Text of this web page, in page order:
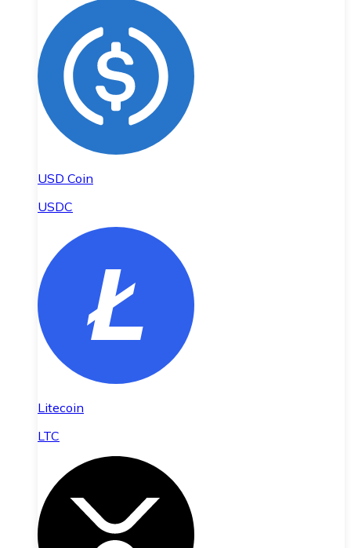
USD Coin
USDC
Litecoin
LTC